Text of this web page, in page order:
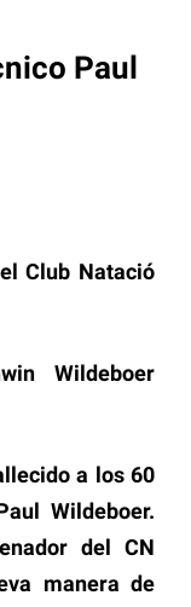
Paul
Club Natació
Wildeboer
a los 60
Wildeboer.
del CN
manera de